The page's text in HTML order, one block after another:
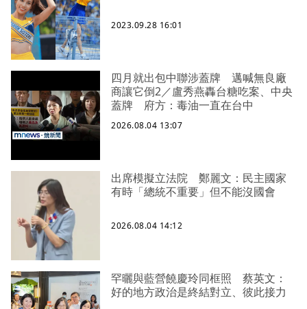
2023.09.28 16:01
四月就出包中聯涉蓋牌 邁喊無良廠
商讓它倒2／盧秀燕轟台糖吃案、中央
蓋牌 府方：毒油一直在台中
2026.08.04 13:07
出席模擬立法院 鄭麗文：民主國家
有時「總統不重要」但不能沒國會
2026.08.04 14:12
罕曬與藍營饒慶玲同框照 蔡英文：
好的地方政治是終結對立、彼此接力